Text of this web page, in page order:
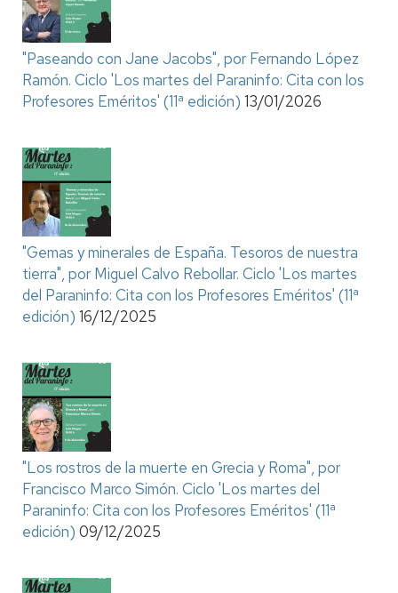
"Paseando con Jane Jacobs", por Fernando López
Ramón. Ciclo 'Los martes del Paraninfo: Cita con los
Profesores Eméritos' (11ª edición) 13/01/2026
"Gemas y minerales de España. Tesoros de nuestra
tierra", por Miguel Calvo Rebollar. Ciclo 'Los martes
del Paraninfo: Cita con los Profesores Eméritos' (11ª
edición) 16/12/2025
"Los rostros de la muerte en Grecia y Roma", por
Francisco Marco Simón. Ciclo 'Los martes del
Paraninfo: Cita con los Profesores Eméritos' (11ª
edición) 09/12/2025